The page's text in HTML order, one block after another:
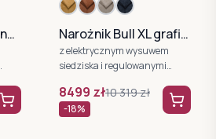
Narożnik elektryczny BULL XL Eden 18 Narożnik Bull XL grafitowy
z elektrycznym wysuwem
siedziska i regulowanymi
8499 zł10 319zł
-18%